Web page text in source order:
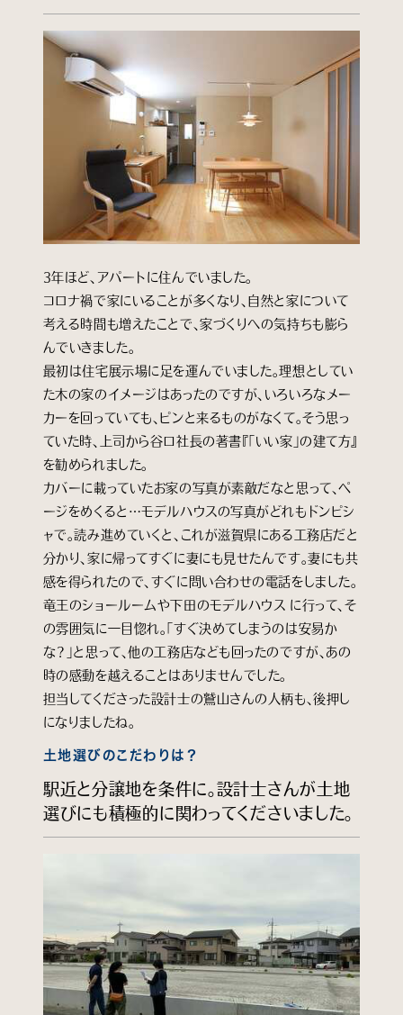
3年ほど、アパートに住んでいました。
コロナ禍で家にいることが多くなり、自然と家について
考える時間も増えたことで、家づくりへの気持ちも膨ら
んでいきました。
最初は住宅展示場に足を運んでいました。理想としてい
た木の家のイメージはあったのですが、いろいろなメー
カーを回っていても、ピンと来るものがなくて。そう思っ
ていた時、上司から谷口社長の著書『「いい家」の建て方』
を勧められました。
カバーに載っていたお家の写真が素敵だなと思って、ペ
ージをめくると…モデルハウスの写真がどれもドンピシ
ャで。読み進めていくと、これが滋賀県にある工務店だと
分かり、家に帰ってすぐに妻にも見せたんです。妻にも共
感を得られたので、すぐに問い合わせの電話をしました。
竜王のショールームや下田のモデルハウス に行って、そ
の雰囲気に一目惚れ。「すぐ決めてしまうのは安易か
な？」と思って、他の工務店なども回ったのですが、あの
時の感動を越えることはありませんでした。
担当してくださった設計士の鷲山さんの人柄も、後押し
になりましたね。
土地選びのこだわりは？
駅近と分譲地を条件に。設計士さんが土地
選びにも積極的に関わってくださいました。